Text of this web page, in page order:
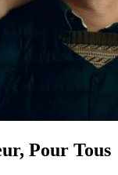
Pour Tous